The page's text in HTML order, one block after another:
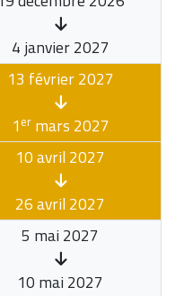
4 janvier 2027
13 février 2027
1ermars 2027
10 avril 2027
26 avril 2027
5 mai 2027
10 mai 2027